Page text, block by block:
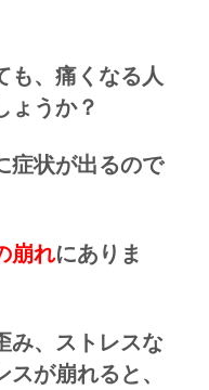
も、痛くなる人
ょうか？
症状が出るので
崩れにありま
み、ストレスな
が崩れると、